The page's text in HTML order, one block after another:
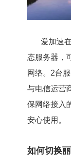
爱加速
态服务器，
网络。2台
与电信运营
保网络接入
安心使用。
如何切换